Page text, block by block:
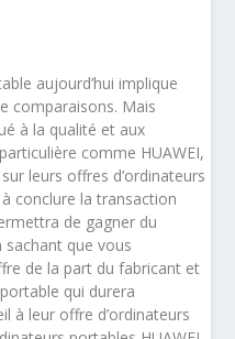
aujourd’hui implique
comparaisons. Mais
à la qualité et aux
comme HUAWEI,
leurs offres d’ordinateurs
conclure la transaction
de gagner du
sachant que vous
de la part du fabricant et
qui durera
à leur offre d’ordinateurs